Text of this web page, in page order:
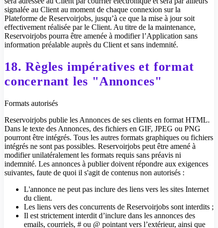
signalée au Client au moment de chaque connexion sur la
Plateforme de Reservoirjobs, jusqu’à ce que la mise à jour soit
effectivement réalisée par le Client. Au titre de la maintenance,
Reservoirjobs pourra être amenée à modifier l’Application sans
information préalable auprès du Client et sans indemnité.
18. Règles impératives et format
concernant les "Annonces"
Formats autorisés
Reservoirjobs publie les Annonces de ses clients en format HTML.
Dans le texte des Annonces, des fichiers en GIF, JPEG ou PNG
pourront être intégrés. Tous les autres formats graphiques ou fichiers
intégrés ne sont pas possibles. Reservoirjobs peut être amené à
modifier unilatéralement les formats requis sans préavis ni
indemnité. Les annonces à publier doivent répondre aux exigences
suivantes, faute de quoi il s'agit de contenus non autorisés :
L'annonce ne peut pas inclure des liens vers les sites Internet
du client.
Les liens vers des concurrents de Reservoirjobs sont interdits ;
Il est strictement interdit d’inclure dans les annonces des
emails, courriels, # ou @ pointant vers l’extérieur, ainsi que